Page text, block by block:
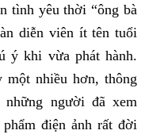
tình yêu thời “ông bà
diễn viên ít tên tuổi
ý khi vừa phát hành.
một nhiều hơn, thông
người đã xem
điện ảnh rất đời